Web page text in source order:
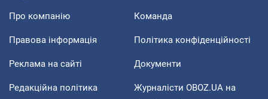
Про компанію Команда
Правова інформація Політика конфіденційності
Реклама на сайті Документи
Редакційна політика
Журналісти OBOZ.UA на